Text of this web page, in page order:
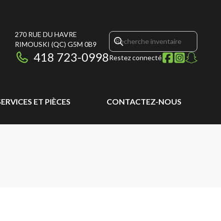
270 RUE DU HAVRE
RIMOUSKI (QC) G5M 0B9
418 723-0998Restez connecté
ET PIÈCES CONTACTEZ-NOUS